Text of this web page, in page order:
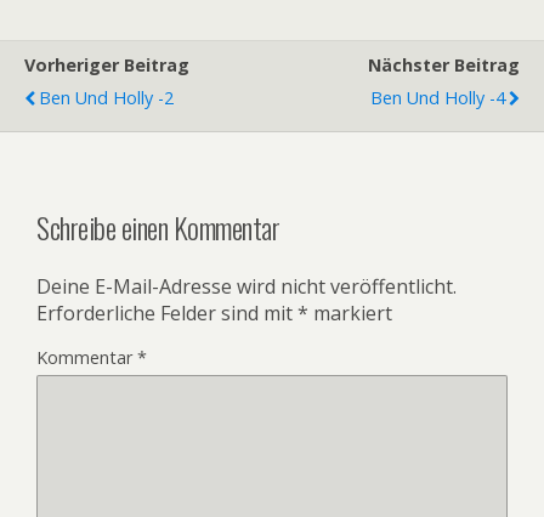
Vorheriger Beitrag
Ben Und Holly -2
Nächster Beitrag
Ben Und Holly -4
Schreibe einen Kommentar
Deine E-Mail-Adresse wird nicht veröffentlicht.
Erforderliche Felder sind mit* markiert
Kommentar*